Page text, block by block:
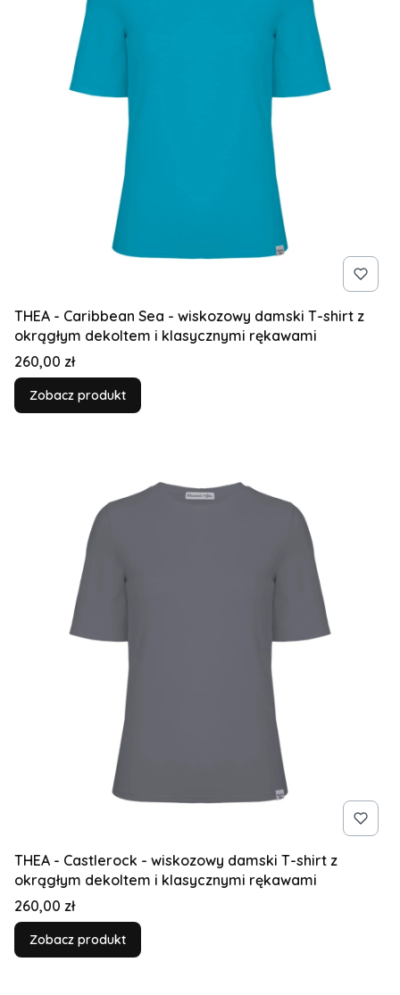
THEA - Caribbean Sea - wiskozowy damski T-shirt z
okrągłym dekoltem i klasycznymi rękawami
Cena
260,00 zł
Zobacz produkt
THEA - Castlerock - wiskozowy damski T-shirt z
okrągłym dekoltem i klasycznymi rękawami
Cena
260,00 zł
Zobacz produkt